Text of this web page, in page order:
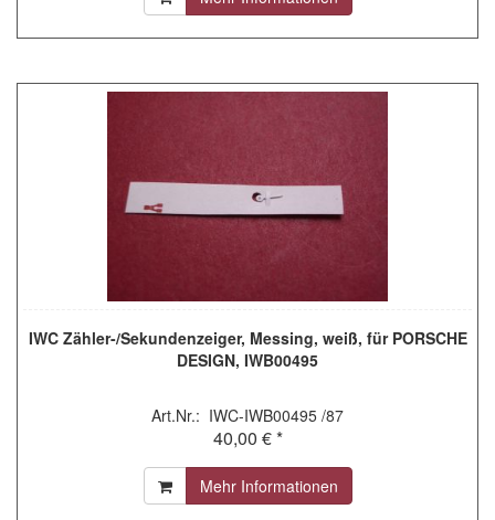
IWC Zähler-/Sekundenzeiger, Messing, weiß, für PORSCHE
DESIGN, IWB00495
Art.Nr.: IWC-IWB00495 /87
40,00 € *
Mehr Informationen